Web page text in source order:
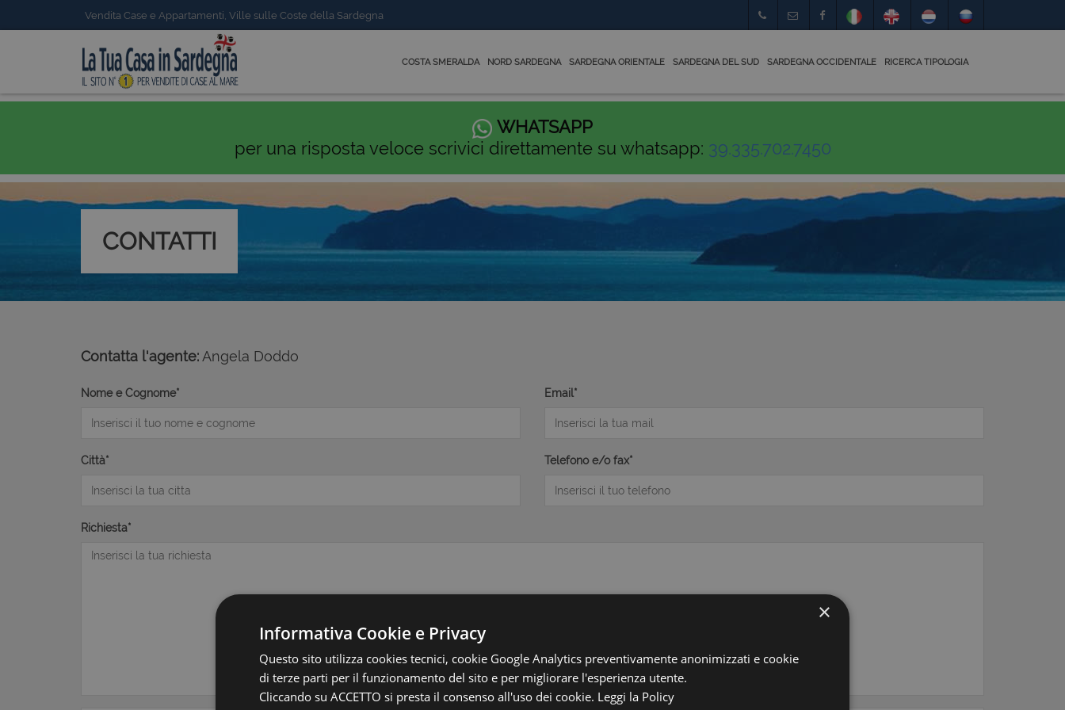
Vendita Case e Appartamenti, Ville sulle Coste della Sardegna
COSTA SMERALDA NORD SARDEGNA SARDEGNA ORIENTALE SARDEGNA DEL SUD SARDEGNA OCCIDENTALE RICERCA TIPOLOGIA
WHATSAPP
per una risposta veloce scrivici direttamente su whatsapp: 39.335.702.7450
CONTATTI
Contatta l'agente: Angela Doddo
Nome e Cognome* Email*
Città* Telefono e/o fax*
Richiesta*
×
Informativa Cookie e Privacy
Questo sito utilizza cookies tecnici, cookie Google Analytics preventivamente anonimizzati e cookie
di terze parti per il funzionamento del sito e per migliorare l'esperienza utente.
Cliccando su ACCETTO si presta il consenso all'uso dei cookie. Leggi la Policy